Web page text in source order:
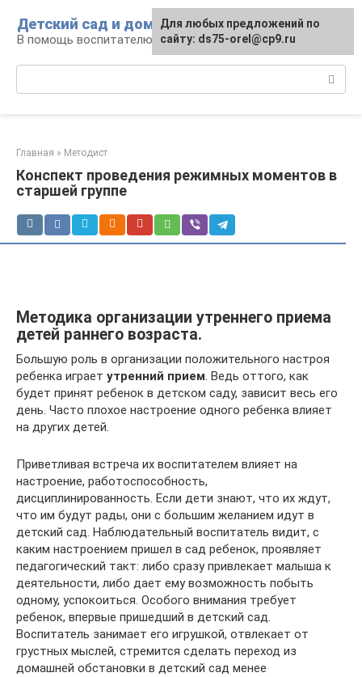
контенту
Детский сад и дом
В помощь воспитателю и родителям
Главная » Методист
Конспект проведения режимных моментов в
старшей группе
Методика организации утреннего приема
детей раннего возраста.
Большую роль в организации положительного на­строя
ребенка играет утренний прием. Ведь оттого, как
будет принят ребенок в детском саду, зависит весь его
день. Часто плохое настроение одного ребенка влияет
на других детей.
Приветливая встреча их воспитателем влияет на
настроение, работоспособность,
дисциплинированность. Если дети знают, что их ждут,
что им будут рады, они с большим желанием идут в
детский сад. Наблюдательный воспитатель видит, с
каким настроением пришел в сад ребенок, проявляет
педагогический такт: либо сразу привлекает малыша к
деятельности, либо дает ему возможность побыть
одному, успокоиться. Особого внимания требует
ребенок, впервые пришедший в детский сад.
Воспитатель занимает его игрушкой, отвлекает от
грустных мыслей, стремится сделать переход из
домашней обстановки в детский сад менее
Для любых предложений по
сайту: ds75-orel@cp9.ru